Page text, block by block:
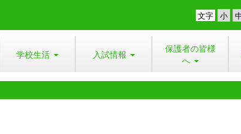
文字
学校生活 入試情報
保護者の皆様
へ